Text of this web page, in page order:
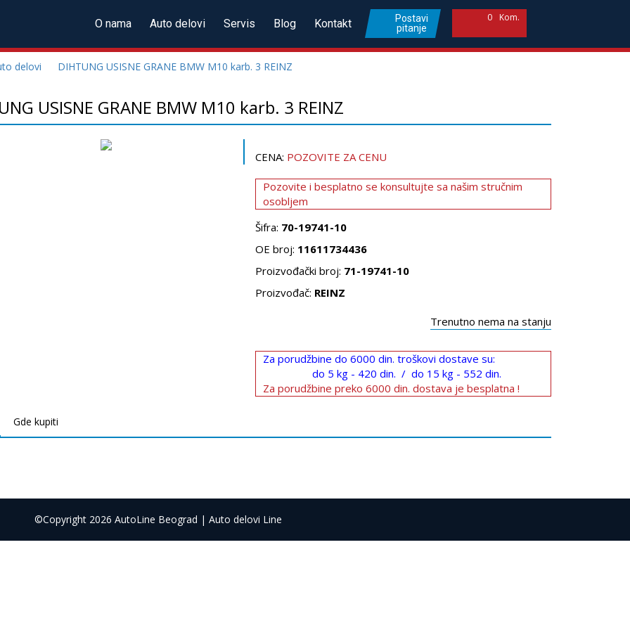
O nama Auto delovi Servis Blog Kontakt
Postavi
pitanje
0 Kom.
delovi DIHTUNG USISNE GRANE BMW M10 karb. 3 REINZ
USISNE GRANE BMW M10 karb. 3 REINZ
CENA: POZOVITE ZA CENU
Pozovite i besplatno se konsultujte sa našim stručnim
osobljem
Šifra: 70-19741-10
OE broj: 11611734436
Proizvođački broj: 71-19741-10
Proizvođač: REINZ
Trenutno nema na stanju
Za porudžbine do 6000 din. troškovi dostave su:
do 5 kg - 420 din. / do 15 kg - 552 din.
Za porudžbine preko 6000 din. dostava je besplatna !
Gde kupiti
©Copyright 2026 AutoLine Beograd | Auto delovi Line